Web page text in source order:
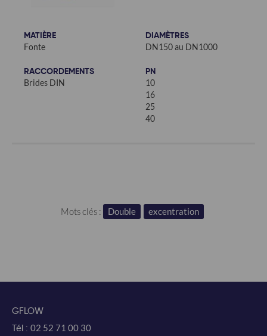
MATIÈRE
Fonte
DIAMÈTRES
DN150 au DN1000
RACCORDEMENTS
Brides DIN
PN
10
16
25
40
Mots clés : Double excentration
GFLOW
Tél : 02 52 71 00 30